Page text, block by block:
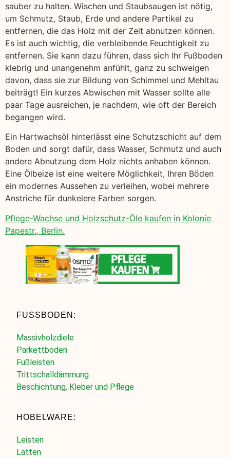
sauber zu halten. Wischen und Staubsaugen ist nötig,
um Schmutz, Staub, Erde und andere Partikel zu
entfernen, die das Holz mit der Zeit abnutzen können.
Es ist auch wichtig, die verbleibende Feuchtigkeit zu
entfernen. Sie kann dazu führen, dass sich Ihr Fußboden
klebrig und unangenehm anfühlt, ganz zu schweigen
davon, dass sie zur Bildung von Schimmel und Mehltau
beiträgt! Ein kurzes Abwischen mit Wasser sollte alle
paar Tage ausreichen, je nachdem, wie oft der Bereich
begangen wird.
Ein Hartwachsöl hinterlässt eine Schutzschicht auf dem
Boden und sorgt dafür, dass Wasser, Schmutz und auch
andere Abnutzung dem Holz nichts anhaben können.
Eine Ölbeize ist eine weitere Möglichkeit, Ihren Böden
ein modernes Aussehen zu verleihen, wobei mehrere
Anstriche für dunkelere Farben sorgen.
Pflege-Wachse und Holzschutz-Öle kaufen in Kolonie
Papestr., Berlin.
FUSSBODEN:
Massivholzdiele
Parkettboden
Fußleisten
Trittschalldämmung
Beschichtung, Kleber und Pflege
HOBELWARE:
Leisten
Latten